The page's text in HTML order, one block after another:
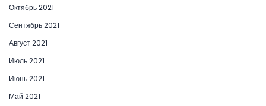
Октябрь 2021
Сентябрь 2021
Август 2021
Июль 2021
Июнь 2021
Май 2021